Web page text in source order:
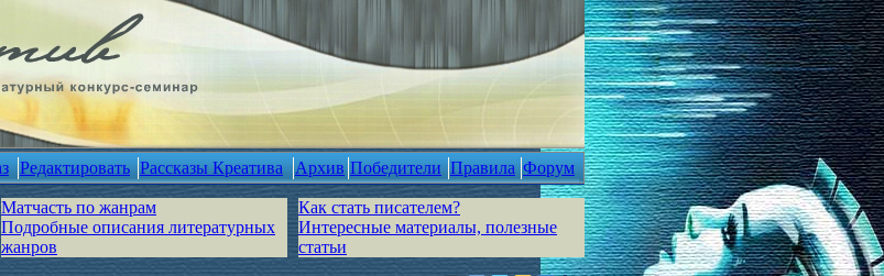
Редактировать Рассказы Креатива Архив Победители Правила Форум
Матчасть по жанрам
Подробные описания литературных
жанров
Как стать писателем?
Интересные материалы, полезные
статьи